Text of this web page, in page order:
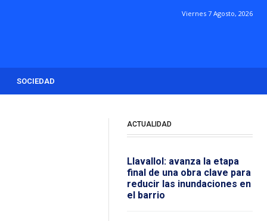
Viernes 7 Agosto, 2026
SOCIEDAD
ACTUALIDAD
Llavallol: avanza la etapa
final de una obra clave para
reducir las inundaciones en
el barrio